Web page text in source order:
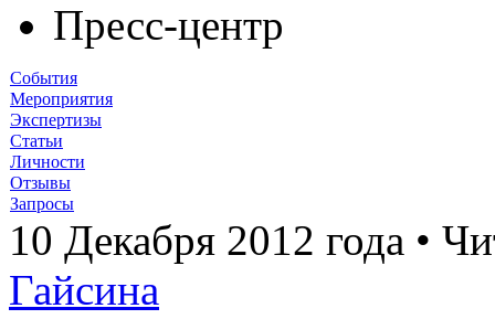
Пресс-центр
События
Мероприятия
Экспертизы
Статьи
Личности
Отзывы
Запросы
10 Декабря 2012 года •
Гайсина